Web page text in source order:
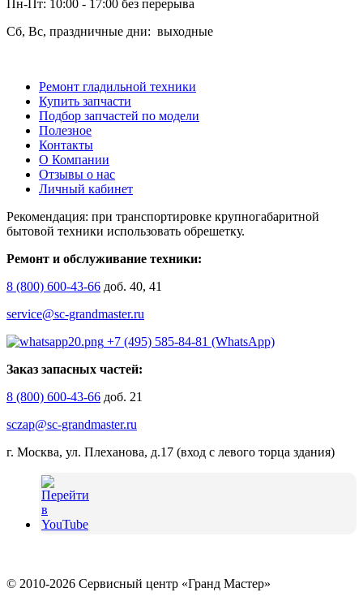
Пн-Пт: 10:00 - 17:00 без перерыва
Сб, Вс, праздничные дни: выходные
Ремонт гладильной техники
Купить запчасти
Подбор запчастей по модели
Полезное
Контакты
О Компании
Отзывы о нас
Личный кабинет
Рекомендация: при транспортировке крупногабаритной
бытовой техники использовать обрешетку.
Ремонт и обслуживание техники:
8 (800) 600-43-66 доб. 40, 41
service@sc-grandmaster.ru
+7 (495) 585-84-81 (WhatsApp)
Заказ запасных частей:
8 (800) 600-43-66 доб. 21
sczap@sc-grandmaster.ru
г. Москва, ул. Плеханова, д.17 (вход с левого торца здания)
© 2010-2026 Сервисный центр «Гранд Мастер»